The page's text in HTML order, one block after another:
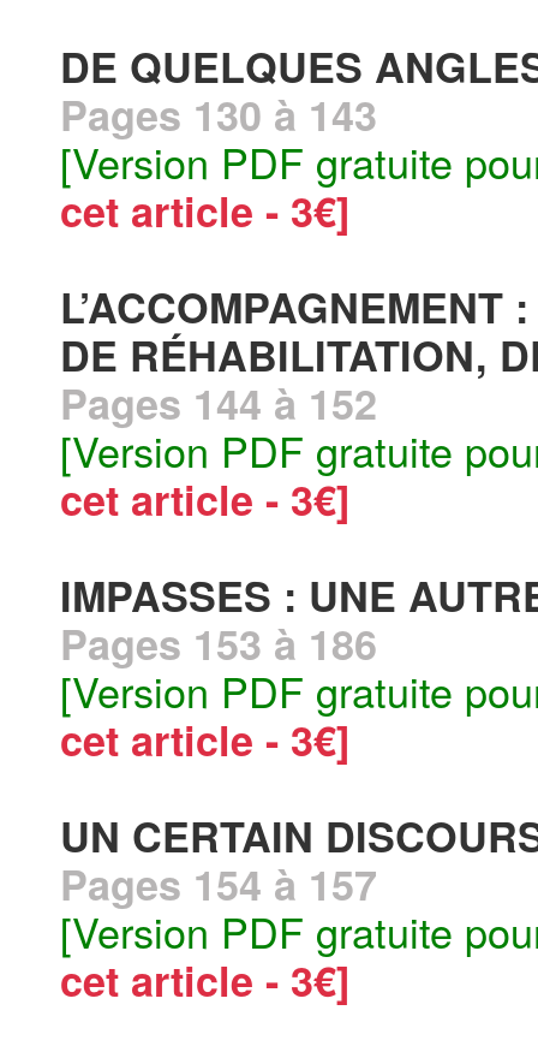
DE QUELQUES
Pages 130 à 143
[Version PDF gratuite
cet article - 3€]
L’ACCOMPAGNEMENT
DE RÉHABILITATION,
Pages 144 à 152
[Version PDF gratuite
cet article - 3€]
IMPASSES : UNE
Pages 153 à 186
[Version PDF gratuite
cet article - 3€]
UN CERTAIN
Pages 154 à 157
[Version PDF gratuite
cet article - 3€]